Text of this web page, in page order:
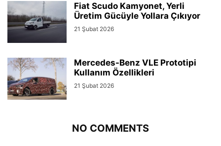
Fiat Scudo Kamyonet, Yerli
Üretim Gücüyle Yollara Çıkıyor
21 Şubat 2026
Mercedes-Benz VLE Prototipi
Kullanım Özellikleri
21 Şubat 2026
NO COMMENTS